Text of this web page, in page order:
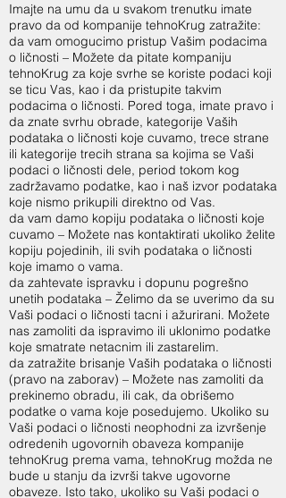
Imajte na umu da u svakom trenutku imate
pravo da od kompanije tehnoKrug zatražite:
da vam omogucimo pristup Vašim podacima
o ličnosti – Možete da pitate kompaniju
tehnoKrug za koje svrhe se koriste podaci koji
se ticu Vas, kao i da pristupite takvim
podacima o ličnosti. Pored toga, imate pravo i
da znate svrhu obrade, kategorije Vaših
podataka o ličnosti koje cuvamo, trece strane
ili kategorije trecih strana sa kojima se Vaši
podaci o ličnosti dele, period tokom kog
zadržavamo podatke, kao i naš izvor podataka
koje nismo prikupili direktno od Vas.
da vam damo kopiju podataka o ličnosti koje
cuvamo – Možete nas kontaktirati ukoliko želite
kopiju pojedinih, ili svih podataka o ličnosti
koje imamo o vama.
da zahtevate ispravku i dopunu pogrešno
unetih podataka – Želimo da se uverimo da su
Vaši podaci o ličnosti tacni i ažurirani. Možete
nas zamoliti da ispravimo ili uklonimo podatke
koje smatrate netacnim ili zastarelim.
da zatražite brisanje Vaših podataka o ličnosti
(pravo na zaborav) – Možete nas zamoliti da
prekinemo obradu, ili cak, da obrišemo
podatke o vama koje posedujemo. Ukoliko su
Vaši podaci o ličnosti neophodni za izvršenje
odredenih ugovornih obaveza kompanije
tehnoKrug prema vama, tehnoKrug možda ne
bude u stanju da izvrši takve ugovorne
obaveze. Isto tako, ukoliko su Vaši podaci o